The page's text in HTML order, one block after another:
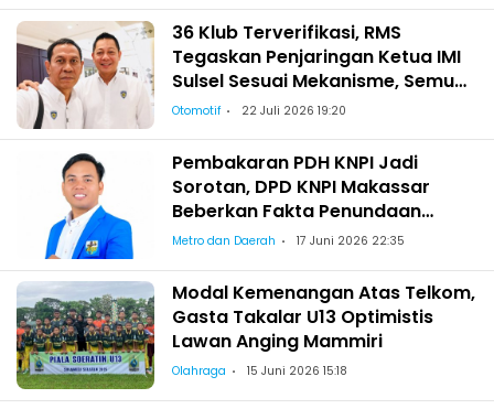
36 Klub Terverifikasi, RMS
Tegaskan Penjaringan Ketua IMI
Sulsel Sesuai Mekanisme, Semua
Berhak Maju!
Otomotif 22 Juli 2026 19:20
Pembakaran PDH KNPI Jadi
Sorotan, DPD KNPI Makassar
Beberkan Fakta Penundaan
Pelantikan Wajo
Metro dan Daerah 17 Juni 2026 22:35
Modal Kemenangan Atas Telkom,
Gasta Takalar U13 Optimistis
Lawan Anging Mammiri
Olahraga 15 Juni 2026 15:18